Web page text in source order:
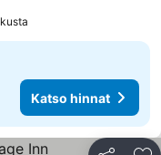
hinnat
Katso hinnat